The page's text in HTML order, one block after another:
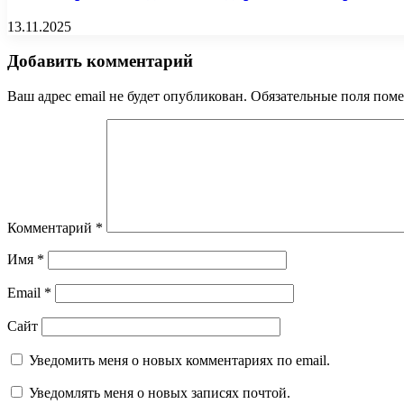
13.11.2025
Добавить комментарий
Ваш адрес email не будет опубликован. Обязательные поля
Комментарий *
Имя *
Email *
Сайт
Уведомить меня о новых комментариях по email.
Уведомлять меня о новых записях почтой.